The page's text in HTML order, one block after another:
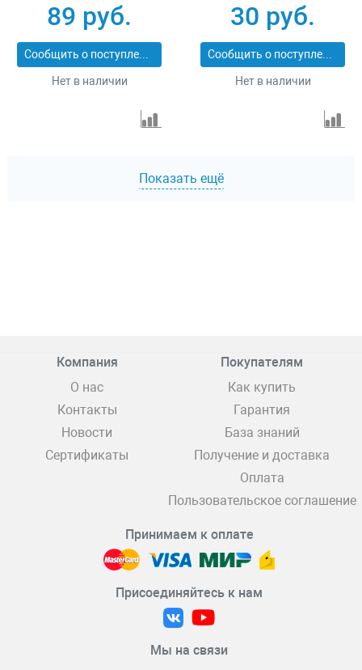
89 руб.
Сообщить о поступлении
Нет в наличии
Светозар 49420-15
30 руб.
Сообщить о поступлении
Нет в наличии
Показать ещё
Компания
О нас
Контакты
Новости
Сертификаты
Покупателям
Как купить
Гарантия
База знаний
Получение и доставка
Оплата
Пользовательское соглашение
Принимаем к оплате
Присоединяйтесь к нам
Мы на связи